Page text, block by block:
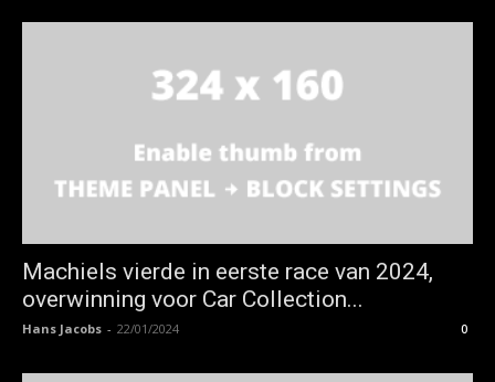
Machiels vierde in eerste race van 2024,
overwinning voor Car Collection...
Hans Jacobs - 22/01/2024 0